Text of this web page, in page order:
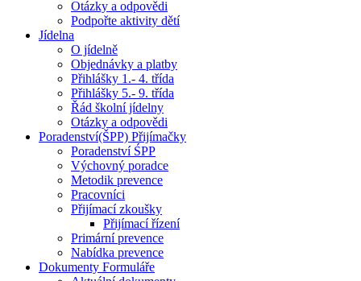
Otázky a odpovědi
Podpořte aktivity dětí
Jídelna
O jídelně
Objednávky a platby
Přihlášky 1.- 4. třída
Přihlášky 5.- 9. třída
Řád školní jídelny
Otázky a odpovědi
Poradenství(ŠPP) Přijímačky
Poradenství ŚPP
Výchovný poradce
Metodik prevence
Pracovníci
Přijímací zkoušky
Přijímací řízení
Primární prevence
Nabídka prevence
Dokumenty Formuláře